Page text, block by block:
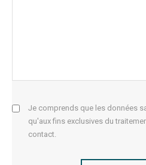
Je comprends que les données
qu'aux fins exclusives du
contact.